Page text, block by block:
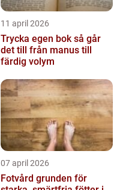
11 april 2026
Trycka egen bok så går
det till från manus till
färdig volym
07 april 2026
Fotvård grunden för